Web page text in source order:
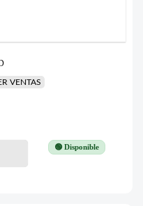
VENTAS
🟢 Disponible